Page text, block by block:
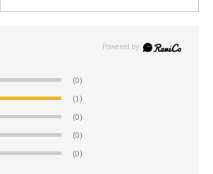
(0)
(1)
(0)
(0)
(0)